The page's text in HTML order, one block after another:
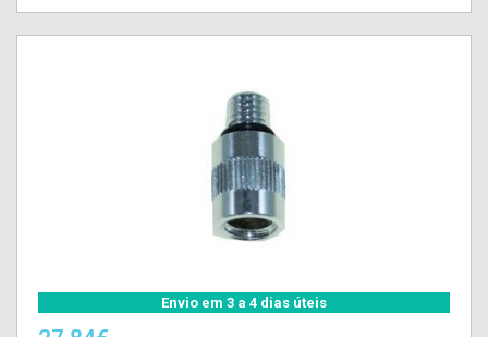
Envio em 3 a 4 dias úteis